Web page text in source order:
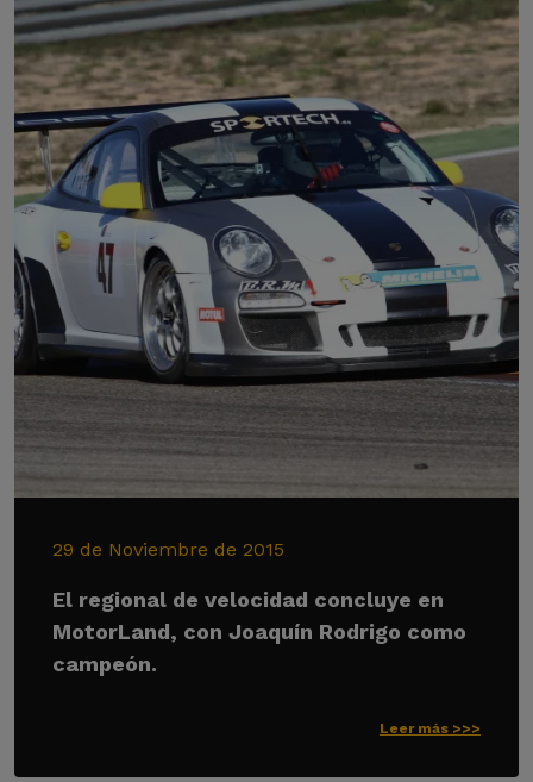
29 de Noviembre de 2015
El regional de velocidad concluye en
MotorLand, con Joaquín Rodrigo como
campeón.
Leer más >>>